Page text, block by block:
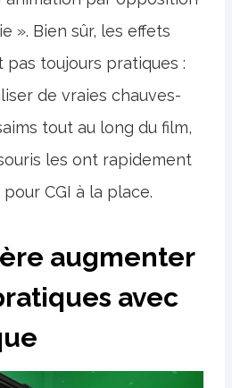
». Bien sûr, les effets
toujours pratiques :
de vraies chauves-
tout au long du film,
les ont rapidement
CGI à la place.
augmenter
avec